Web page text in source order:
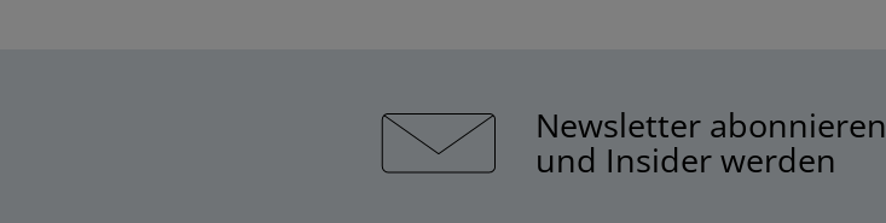
Newsletter abonnieren
und Insider werden